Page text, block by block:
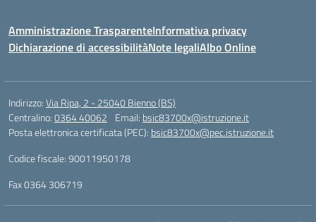
Amministrazione TrasparenteInformativa privacy
Dichiarazione di accessibilitàNote legaliAlbo Online
Indirizzo:Via Ripa, 2 - 25040 Bienno (BS)
Centralino:0364 40062 Email: bsic83700x@istruzione.it
Posta elettronica certificata (PEC): bsic83700x@pec.istruzione.it
Codice fiscale: 90011950178
Fax 0364 306719